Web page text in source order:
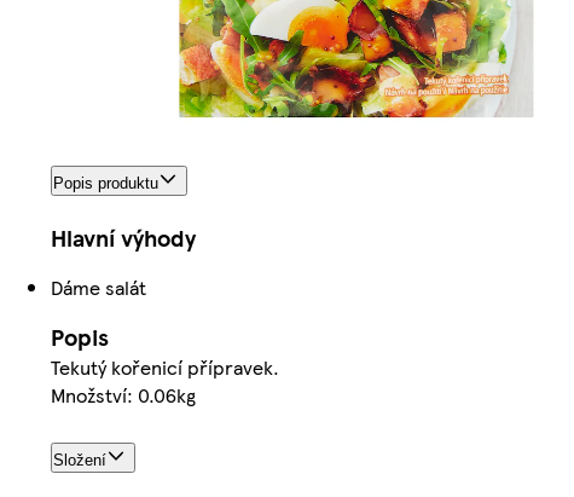
Popis produktu
Hlavní výhody
Dáme salát
Popis
Tekutý kořenicí přípravek.
Množství: 0.06kg
Složení